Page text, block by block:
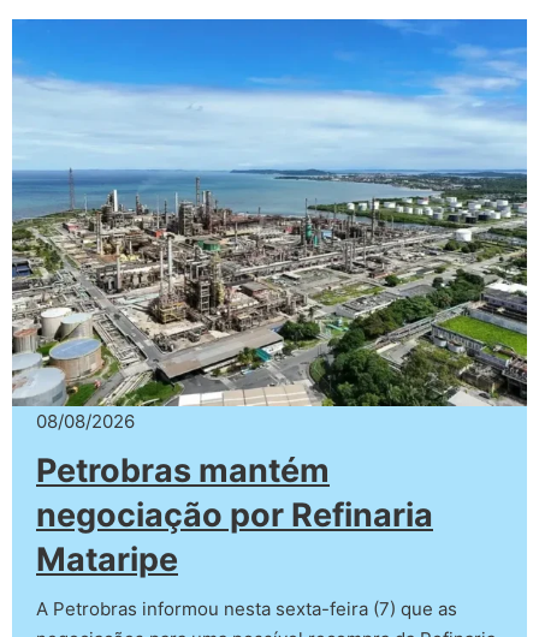
08/08/2026
Petrobras mantém
negociação por Refinaria
Mataripe
A Petrobras informou nesta sexta-feira (7) que as